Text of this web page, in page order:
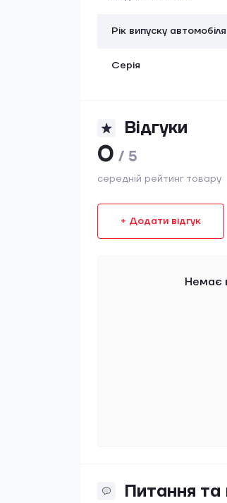
Рік випуску автомобіля
Серія
Відгуки
0 / 5
середній рейтинг товару
+ Додати відгук
Немає
Питання та